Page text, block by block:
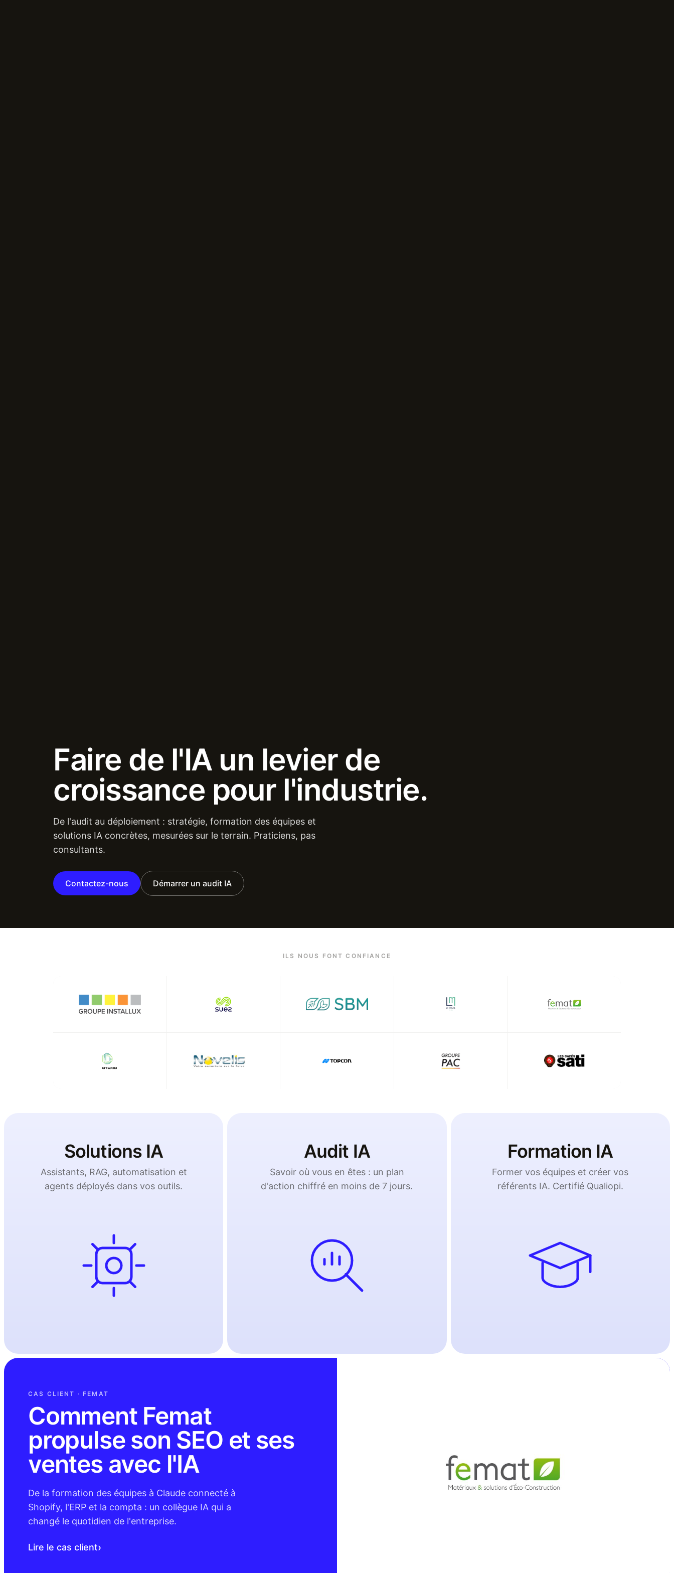
Faire de l'IA un levier de
croissance pour l'industrie.
De l'audit au déploiement : stratégie, formation des équipes et
solutions IA concrètes, mesurées sur le terrain. Praticiens, pas
consultants.
Contactez-nous Démarrer un audit IA
ILS NOUS FONT CONFIANCE
Solutions IA
Assistants, RAG, automatisation et
agents déployés dans vos outils.
Audit IA
Savoir où vous en êtes : un plan
d'action chiffré en moins de 7 jours.
Formation IA
Former vos équipes et créer vos
référents IA. Certifié Qualiopi.
CAS CLIENT · FEMAT
Comment Femat
propulse son SEO et ses
ventes avec l'IA
De la formation des équipes à Claude connecté à
Shopify, l'ERP et la compta : un collègue IA qui a
changé le quotidien de l'entreprise.
Lire le cas client›